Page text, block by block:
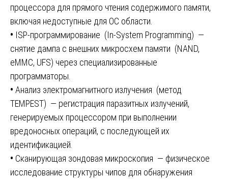
процессора для прямого чтения содержимого памяти,
включая недоступные для ОС области.
• ISP-программирование (In-System Programming) —
снятие дампа с внешних микросхем памяти (NAND,
eMMC, UFS) через специализированные
программаторы.
• Анализ электромагнитного излучения (метод
TEMPEST) — регистрация паразитных излучений,
генерируемых процессором при выполнении
вредоносных операций, с последующей их
идентификацией.
• Сканирующая зондовая микроскопия — физическое
исследование структуры чипов для обнаружения